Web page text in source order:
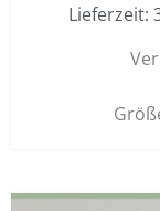
Lieferzeit: